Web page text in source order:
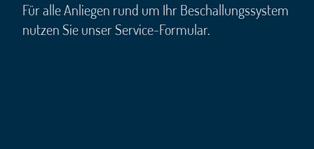
Für alle Anliegen rund um Ihr Beschallungssystem
nutzen Sie unser Service-Formular.